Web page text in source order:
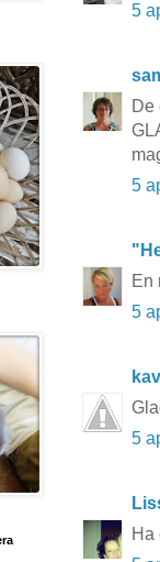
5
De
5
En
5
5
Ha